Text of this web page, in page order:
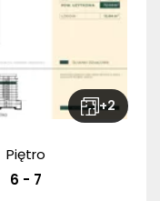
+2
Piętro
6 - 7